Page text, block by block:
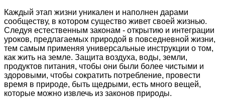
Каждый этап жизни уникален и наполнен дарами
сообществу, в котором существо живет своей жизнью.
Следуя естественным законам - открытию и интеграции
уроков, предлагаемых природой в повседневной жизни,
тем самым применяя универсальные инструкции о том,
как жить на земле. Защита воздуха, воды, земли,
продуктов питания, чтобы они были более чистыми и
здоровыми, чтобы сократить потребление, провести
время в природе, быть щедрыми, есть много вещей,
которые можно извлечь из законов природы.